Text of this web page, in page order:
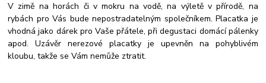
V zimě na horách či v mokru na vodě, na výletě v přírodě, na
rybách pro Vás bude nepostradatelným společníkem. Placatka je
vhodná jako dárek pro Vaše přátele, při degustaci domácí pálenky
apod. Uzávěr nerezové placatky je upevněn na pohyblivém
kloubu, takže se Vám nemůže ztratit.